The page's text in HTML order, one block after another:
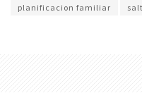
planificacion familiar